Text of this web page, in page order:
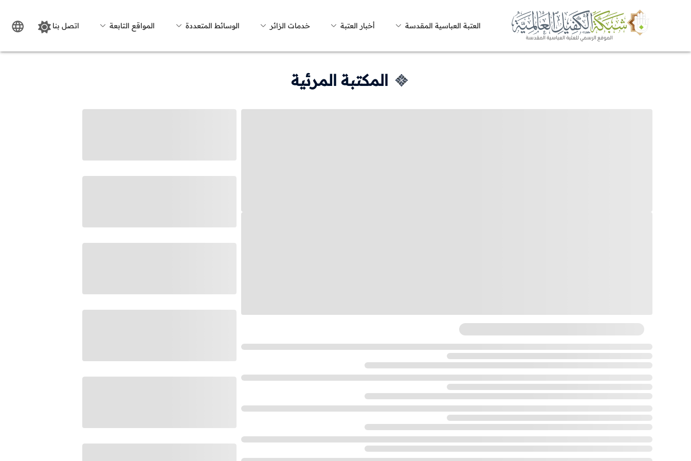
العتبة العباسية المقدسة أخبار العتبة خدمات الزائر الوسائط المتعددة المواقع التابعة اتصل بنا
المكتبة المرئية